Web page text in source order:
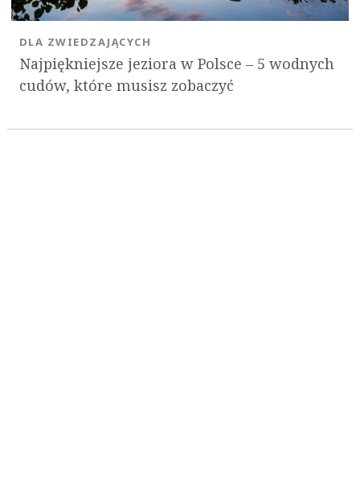
Najpiękniejsze jeziora w Polsce – 5 wodnych
cudów, które musisz zobaczyć
DLA ZWIEDZAJĄCYCH